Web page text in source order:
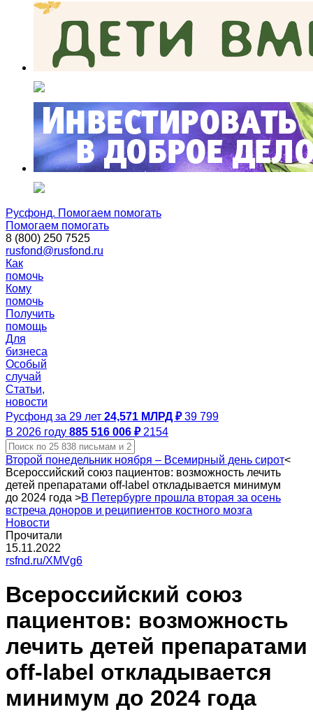
Русфонд. Помогаем помогать
Помогаем помогать
8 (800) 250 7525
rusfond@rusfond.ru
Как
помочь
Кому
помочь
Получить
помощь
Для
бизнеса
Особый
случай
Статьи,
новости
Русфонд за 29 лет 24,571 МЛРД ₽ 39 799
В 2026 году 885 516 006 ₽ 2154
Второй понедельник ноября – Всемирный день сирот<
Всероссийский союз пациентов: возможность лечить
детей препаратами off-label откладывается минимум
до 2024 года >В Петербурге прошла вторая за осень
встреча доноров и реципиентов костного мозга
Новости
Прочитали
15.11.2022
rsfnd.ru/XMVg6
Всероссийский союз
пациентов: возможность
лечить детей препаратами
off-label откладывается
минимум до 2024 года